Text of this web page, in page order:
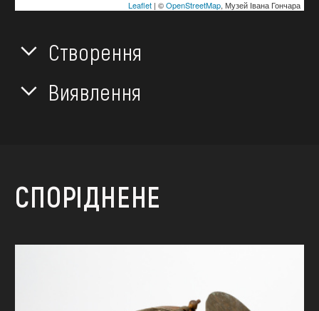
Leaflet| ©OpenStreetMap, Музей Івана Гончара
Створення
Виявлення
СПОРІДНЕНЕ